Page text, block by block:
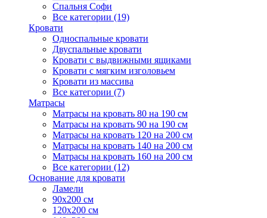
Спальня Софи
Все категории (19)
Кровати
Односпальные кровати
Двуспальные кровати
Кровати с выдвижными ящиками
Кровати с мягким изголовьем
Кровати из массива
Все категории (7)
Матрасы
Матрасы на кровать 80 на 190 см
Матрасы на кровать 90 на 190 см
Матрасы на кровать 120 на 200 см
Матрасы на кровать 140 на 200 см
Матрасы на кровать 160 на 200 см
Все категории (12)
Основание для кровати
Ламели
90х200 см
120х200 см